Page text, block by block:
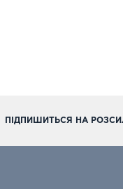
ПІДПИШИТЬСЯ НА